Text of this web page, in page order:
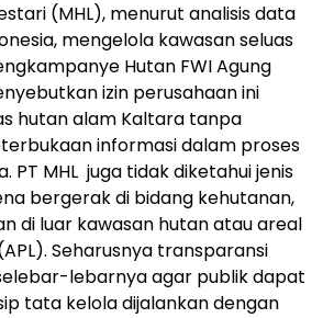
(MHL), menurut analisis data
mengelola kawasan seluas
Hutan FWI Agung
izin perusahaan ini
hutan alam Kaltara tanpa
informasi dalam proses
PT MHL juga tidak diketahui jenis
bergerak di bidang kehutanan,
di luar kawasan hutan atau areal
Seharusnya transparansi
lebarnya agar publik dapat
tata kelola dijalankan dengan